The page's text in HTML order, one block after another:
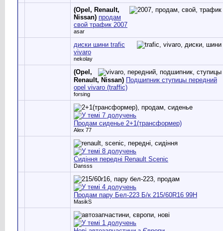
(Opel, Renault,
Nissan) продам
свой трафик 2007
asar
диски шини trafic
vivaro
nekolay
(Opel,
Renault, Nissan) Подшипник ступицы передний
opel vivaro (traffic)
forsing
Продам сиденье 2+1(трансформер)
Alex 77
Сидіння передні Renault Scenic
Dansss
Продам пару Бел-223 Б/к 215/60R16 99H
MasikS